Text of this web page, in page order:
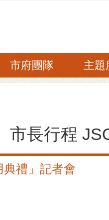
市府團隊 主題
市長行程
典禮」記者會